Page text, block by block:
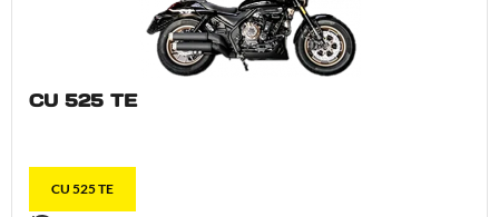
CU 525 TE
CU 525 TE